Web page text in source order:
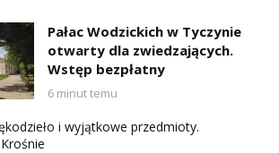
Pałac Wodzickich w Tyczynie
otwarty dla zwiedzających.
Wstęp bezpłatny
6 minut temu
i wyjątkowe przedmioty.